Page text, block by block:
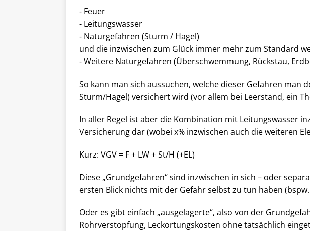
⁃ Feuer
⁃ Leitungswasser
⁃ Naturgefahren (Sturm / Hagel)
und die inzwischen zum Glück immer mehr zum Standard
⁃ Weitere Naturgefahren (Überschwemmung, Rückstau,
So kann man sich aussuchen, welche dieser Gefahren man
Sturm/Hagel) versichert wird (vor allem bei Leerstand, ein
In aller Regel ist aber die Kombination mit Leitungswasser
Versicherung dar (wobei x% inzwischen auch die weiteren
Kurz: VGV = F + LW + St/H (+EL)
Diese „Grundgefahren“ sind inzwischen in sich – oder
ersten Blick nichts mit der Gefahr selbst zu tun haben
Oder es gibt einfach „ausgelagerte“, also von der
Rohrverstopfung, Leckortungskosten ohne tatsächlich